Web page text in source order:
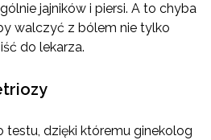
jajników i piersi. A to chyba
walczyć z bólem nie tylko
do lekarza.
testu, dzięki któremu ginekolog